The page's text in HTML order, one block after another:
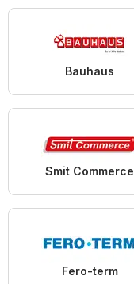
Bauhaus
Smit Commerce
Fero-term